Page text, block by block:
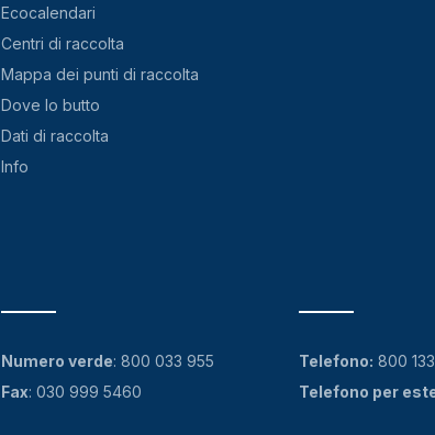
Ecocalendari
Centri di raccolta
Mappa dei punti di raccolta
Dove lo butto
Dati di raccolta
Info
Numero verde:800 033 955
Fax: 030 999 5460
Telefono: 800
Telefono per